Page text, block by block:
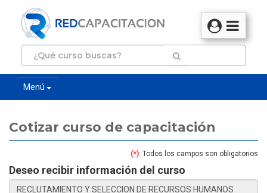
Menú
Cotizar curso de capacitación
(*): Todos los campos son obligatorios
Deseo recibir información del curso